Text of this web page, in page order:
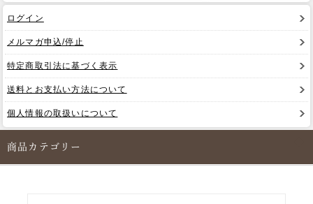
ログイン
メルマガ申込/停止
特定商取引法に基づく表示
送料とお支払い方法について
個人情報の取扱いについて
商品カテゴリー